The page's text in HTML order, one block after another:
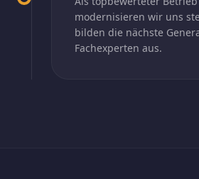
modernisieren wir uns
bilden die nächste
Fachexperten aus.